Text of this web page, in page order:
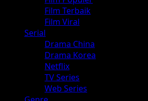
Film Terbaik
Film Viral
Serial
Drama China
Drama Korea
Netflix
TV Series
Web Series